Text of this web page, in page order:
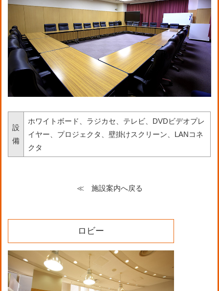
設
備
ホワイトボード、ラジカセ、テレビ、DVDビデオプレ
イヤー、プロジェクタ、壁掛けスクリーン、LANコネ
クタ
≪ 施設案内へ戻る
ロビー